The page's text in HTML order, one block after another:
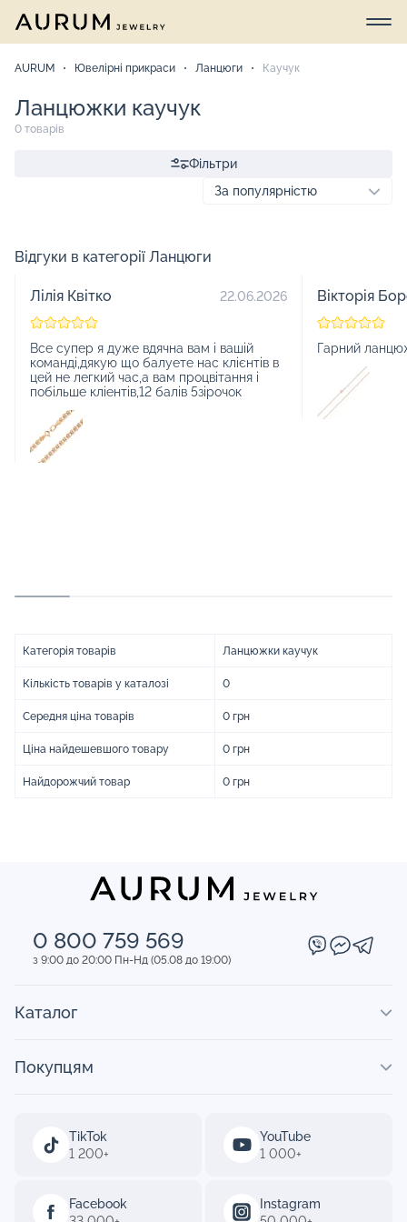
AURUM Ювелірні прикраси Ланцюги Каучук
Ланцюжки каучук
0 товарів
Фільтри
Відгуки в категорії Ланцюги
Лілія Квітко 22.06.2026
Все супер я дуже вдячна вам і вашій
команді,дякую що балуете нас клієнтів в
цей не легкий час,а вам процвітання і
побільше кліентів,12 балів 5зірочок
Вікторія
Гарний
Категорія товарів Ланцюжки каучук
Кількість товарів у каталозі 0
Середня ціна товарів 0 грн
Ціна найдешевшого товару 0 грн
Найдорожчий товар 0 грн
0 800 759 569
з 9:00 до 20:00 Пн-Нд (05.08 до 19:00)
TikTok
1 200+
YouTube
1 000+
Facebook
Instagram
Каталог
Покупцям